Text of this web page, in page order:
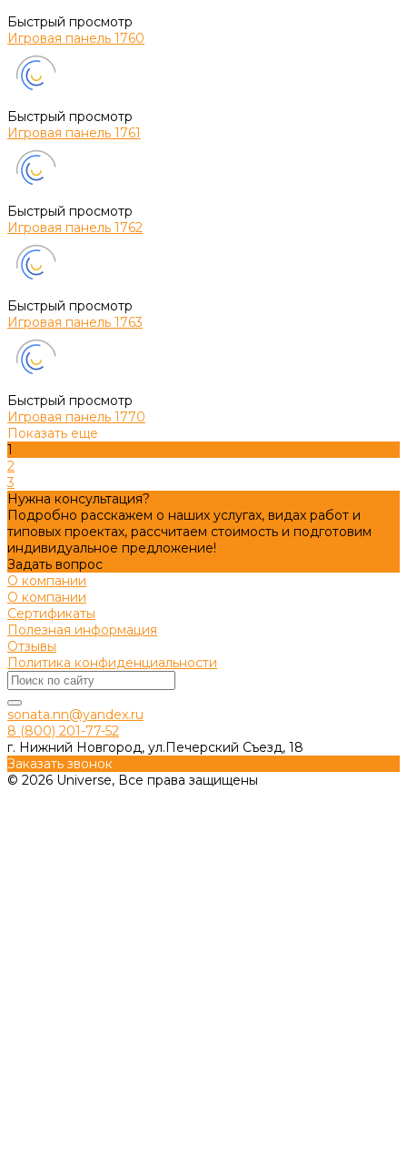
Быстрый просмотр
Игровая панель 1760
Быстрый просмотр
Игровая панель 1761
Быстрый просмотр
Игровая панель 1762
Быстрый просмотр
Игровая панель 1763
Быстрый просмотр
Игровая панель 1770
Показать еще
1
2
3
Нужна консультация?
Подробно расскажем о наших услугах, видах работ и
типовых проектах, рассчитаем стоимость и подготовим
индивидуальное предложение!
Задать вопрос
О компании
О компании
Сертификаты
Полезная информация
Отзывы
Политика конфиденциальности
sonata.nn@yandex.ru
8 (800) 201-77-52
г. Нижний Новгород, ул.Печерский Съезд, 18
Заказать звонок
© 2026 Universe, Все права защищены